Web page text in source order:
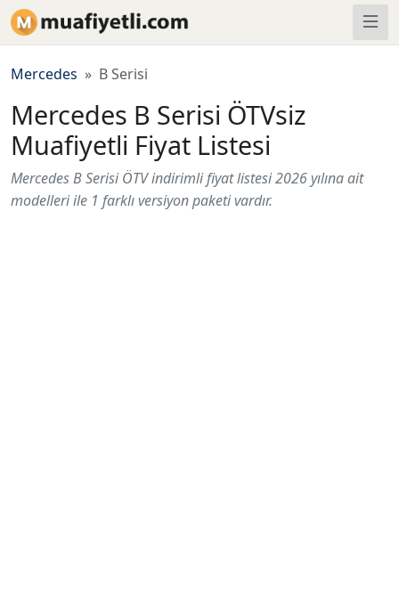
Mercedes B Serisi
Mercedes B Serisi ÖTVsiz
Muafiyetli Fiyat Listesi
Mercedes B Serisi ÖTV indirimli fiyat listesi 2026 yılına ait
modelleri ile 1 farklı versiyon paketi vardır.